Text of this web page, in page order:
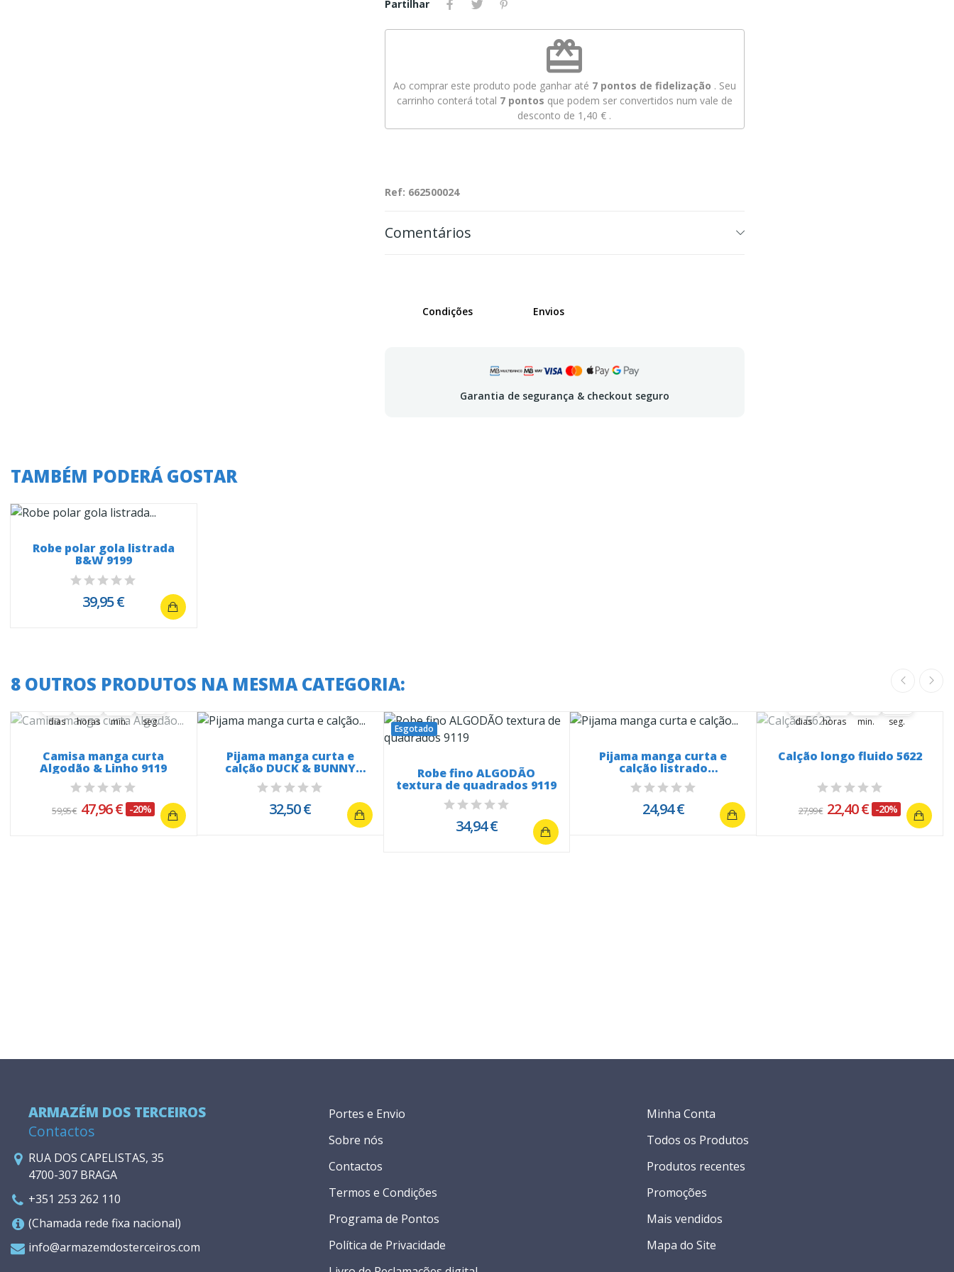
Partilhar
redeem
Ao comprar este produto pode ganhar até 7pontos de fidelização . Seu
carrinho conterá total 7pontos que podem ser convertidos num vale de
desconto de 1,40 € .
Ref: 662500024
Comentários
Condições Envios
Garantia de segurança & checkout seguro
TAMBÉM PODERÁ GOSTAR
Robe polar gola listrada
B&W 9199
39,95 €
8 OUTROS PRODUTOS NA MESMA CATEGORIA:
37
37
00
dias
04
04
00
horas
37
37
00
min.
29
30
seg.
Camisa manga curta
Algodão & Linho 9119
59,95 € 47,96 € -20%
Pijama manga curta e
calção DUCK & BUNNY
20276
32,50 €
Esgotado
Robe fino ALGODÃO
textura de quadrados 9119
34,94 €
Pijama manga curta e
calção listrado
multicolor...
24,94 €
dias horas min. seg.
Calção longo fluido 5622
27,99 € 22,40 € -20%
ARMAZÉM DOS TERCEIROS
Contactos
RUA DOS CAPELISTAS, 35
4700-307 BRAGA
+351 253 262 110
(Chamada rede fixa nacional)
info@armazemdosterceiros.com
Portes e Envio
Sobre nós
Contactos
Termos e Condições
Programa de Pontos
Política de Privacidade
Minha Conta
Todos os Produtos
Produtos recentes
Promoções
Mais vendidos
Mapa do Site